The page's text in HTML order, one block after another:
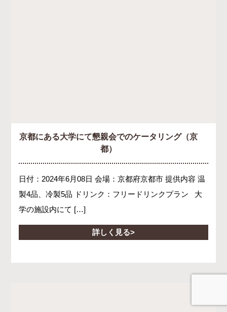
京都にある大学にて懇親会でのケータリング（京
都）
日付：2024年6月08日 会場：京都府京都市 提供内容 温
製4品、冷製5品 ドリンク：フリードリンクプラン 大
学の施設内にて […]
詳しく見る